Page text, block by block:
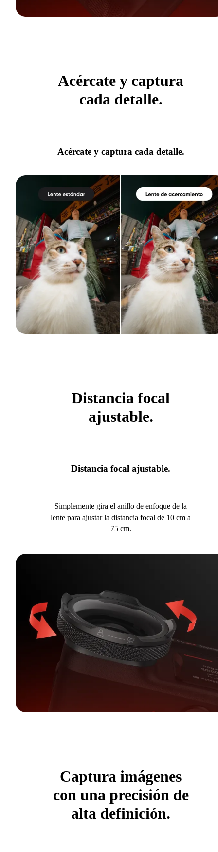
Acércate y captura
cada detalle.
Acércate y captura cada detalle.
Distancia focal
ajustable.
Distancia focal ajustable.
Simplemente gira el anillo de enfoque de la
lente para ajustar la distancia focal de 10 cm a
75 cm.
Captura imágenes
con una precisión de
alta definición.